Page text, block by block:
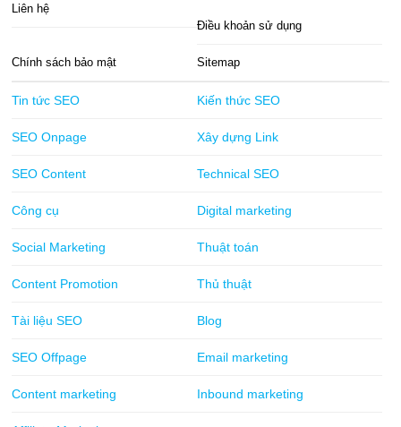
Liên hệ
Điều khoản sử dụng
Chính sách bảo mật Sitemap
Tin tức SEO Kiến thức SEO
SEO Onpage Xây dựng Link
SEO Content Technical SEO
Công cụ Digital marketing
Social Marketing Thuật toán
Content Promotion Thủ thuật
Tài liệu SEO Blog
SEO Offpage Email marketing
Content marketing Inbound marketing